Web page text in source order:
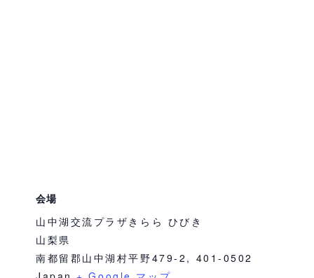
会場
山中湖交流プラザきらら ひびき
山梨県
南都留郡山中湖村平野479-2 , 401-0502